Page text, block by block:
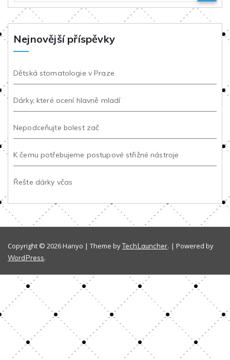
Nejnovější příspěvky
Dětská stomatologie v Praze
Dárky, které ocení hlavně mladí
Nepodceňujte bolest zač
K čemu potřebujeme postupové střižné nástroje
Řešte dárky včas
Copyright © 2026 Hanyo | Theme byTechLauncher. | Powered by
WordPress.